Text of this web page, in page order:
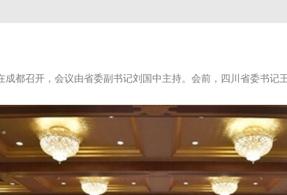
都召开，会议由省委副书记刘国中主持。会前，四川省委书